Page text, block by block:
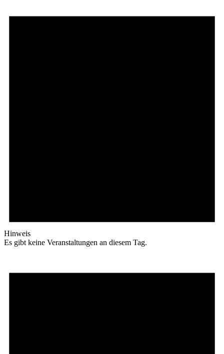
Hinweis
Es gibt keine Veranstaltungen an diesem Tag.